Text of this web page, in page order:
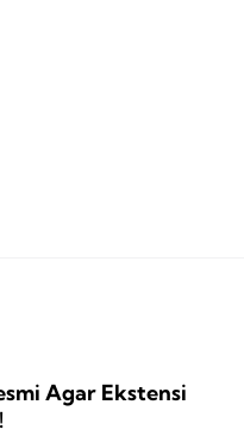
Agar Ekstensi